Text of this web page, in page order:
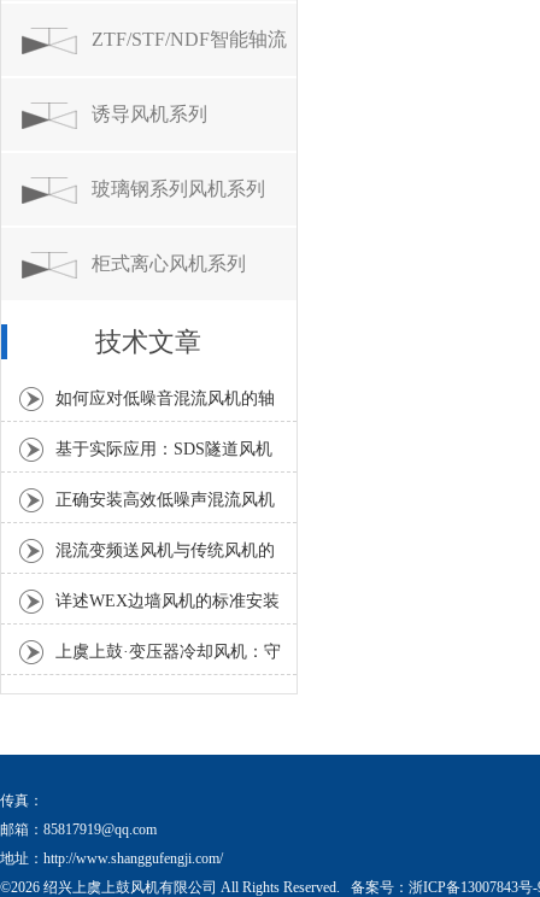
ZTF/STF/NDF智能轴流
风机
诱导风机系列
玻璃钢系列风机系列
柜式离心风机系列
技术文章
如何应对低噪音混流风机的轴
承温度异常升高？
基于实际应用：SDS隧道风机
常见问题诊断与解决策略
正确安装高效低噪声混流风机
是确保风量和噪声指标的关键
混流变频送风机与传统风机的
区别分析
详述WEX边墙风机的标准安装
流程与方法
上虞上鼓·变压器冷却风机：守
护电力设备稳定运行的散热利
传真：
邮箱： 85817919@qq.com
地址：http://www.shanggufengji.com/
©2026 绍兴上虞上鼓风机有限公司 All Rights Reserved. 备案号： 浙ICP备13007843号-